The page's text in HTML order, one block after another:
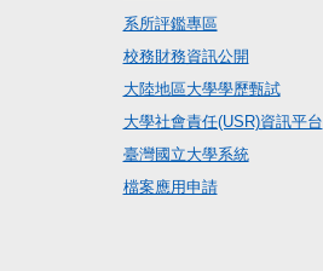
系所評鑑專區
校務財務資訊公開
大陸地區大學學歷甄試
大學社會責任(USR)資訊平台
臺灣國立大學系統
檔案應用申請